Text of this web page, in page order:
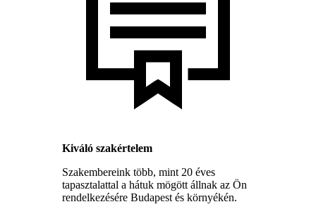
Kiváló szakértelem
Szakembereink több, mint 20 éves
tapasztalattal a hátuk mögött állnak az Ön
rendelkezésére Budapest és környékén.